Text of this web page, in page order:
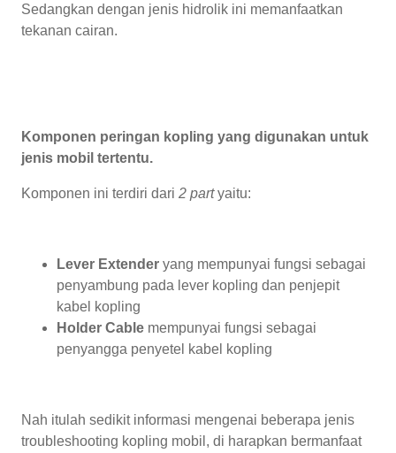
Sedangkan dengan jenis hidrolik ini memanfaatkan
tekanan cairan.
Komponen peringan kopling yang digunakan untuk
jenis mobil tertentu.
Komponen ini terdiri dari 2 partyaitu:
Lever Extender yang mempunyai fungsi sebagai
penyambung pada lever kopling dan penjepit
kabel kopling
Holder Cable mempunyai fungsi sebagai
penyangga penyetel kabel kopling
Nah itulah sedikit informasi mengenai beberapa jenis
troubleshooting kopling mobil, di harapkan bermanfaat